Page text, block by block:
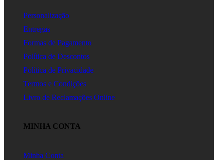
Personalização
Entregas
Formas de Pagamento
Política de Descontos
Política de Privacidade
Termos e Condições
Livro de Reclamações Online
MINHA CONTA
Minha Conta